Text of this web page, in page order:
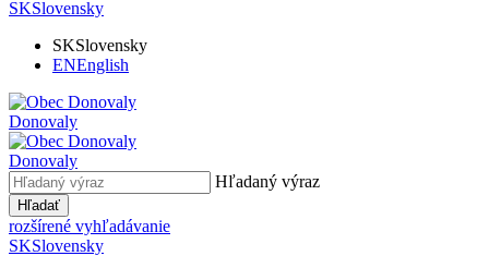
SKSlovensky
SKSlovensky
ENEnglish
Donovaly
Donovaly
Hľadaný výraz
Hľadať
rozšírené vyhľadávanie
SKSlovensky